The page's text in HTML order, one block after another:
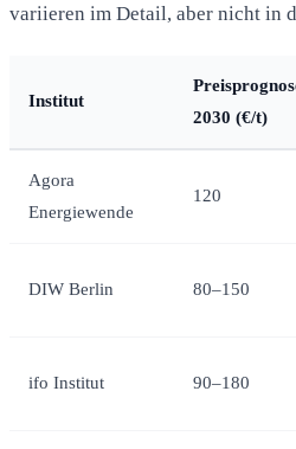
variieren im Detail, aber nicht in
Institut
2030 (€/t)
Agora
Energiewende
120
DIW Berlin 80–150
ifo Institut 90–180